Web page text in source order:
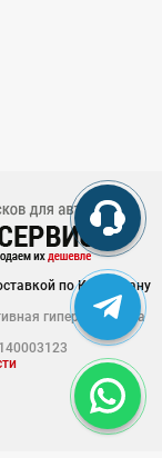
по Казахстану
гиперссылка на